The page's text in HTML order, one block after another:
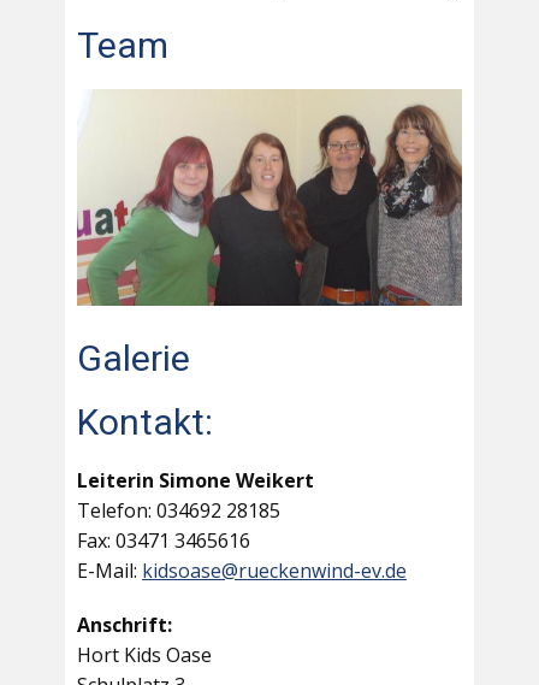
Team
Galerie
Kontakt:
Leiterin Simone Weikert
Telefon: 034692 28185
Fax: 03471 3465616
E-Mail: kidsoase@rueckenwind-ev.de
Anschrift:
Hort Kids Oase